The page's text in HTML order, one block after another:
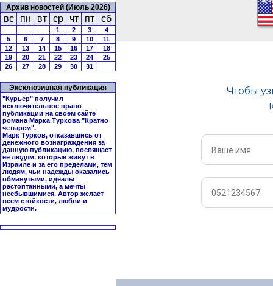
Архив новостей (Июль 2026)
вс пн вт ср чт пт сб
1 2 3
4
5
6 7 8 9 10
11
12
13 14 15 16 17
18
19
20 21 22 23 24
25
26
27 28 29 30 31
Эксклюзивная публикация
"Курьер" получил
исключительное право
публикации на своем сайте
романа Марка Туркова "Кратно
четырем".
Марк Турков, отказавшись от
денежного вознаграждения за
данную публикацию, посвящает
ее людям, которые живут в
Израиле и за его пределами, тем
людям, чьи надежды оказались
обманутыми, идеалы
растоптанными, а мечты
несбывшимися. Автор желает
всем стойкости, любви и
мудрости.